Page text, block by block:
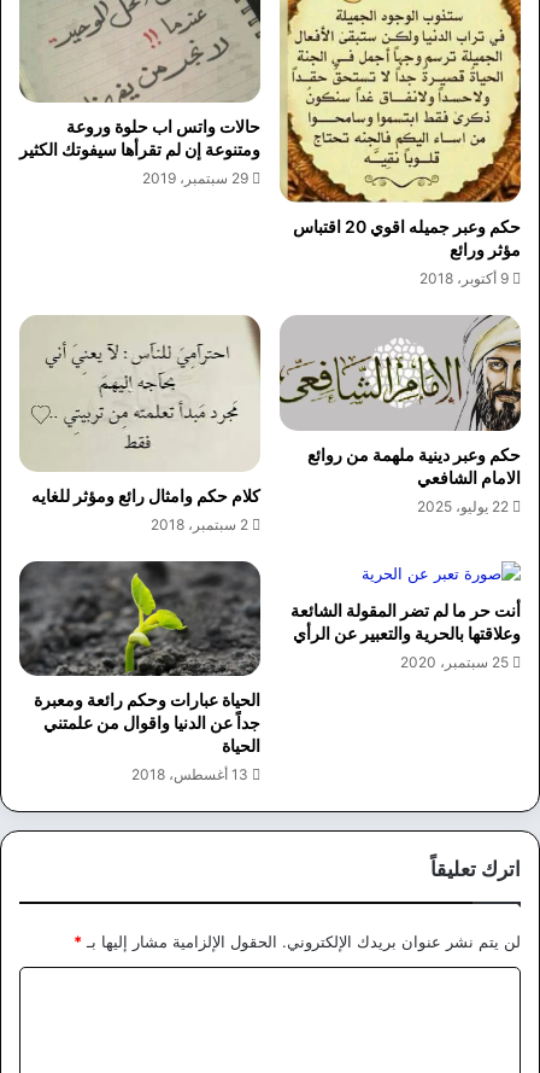
حكم وعبر جميله اقوي 20 اقتباس
مؤثر ورائع
9 أكتوبر، 2018
حالات واتس اب حلوة وروعة
ومتنوعة إن لم تقرأها سيفوتك الكثير
29 سبتمبر، 2019
حكم وعبر دينية ملهمة من روائع
الامام الشافعي
22 يوليو، 2025
كلام حكم وامثال رائع ومؤثر للغايه
2 سبتمبر، 2018
أنت حر ما لم تضر المقولة الشائعة
وعلاقتها بالحرية والتعبير عن الرأي
25 سبتمبر، 2020
الحياة عبارات وحكم رائعة ومعبرة
جداً عن الدنيا واقوال من علمتني
الحياة
13 أغسطس، 2018
اترك تعليقاً
لن يتم نشر عنوان بريدك الإلكتروني. الحقول الإلزامية مشار إليها بـ *